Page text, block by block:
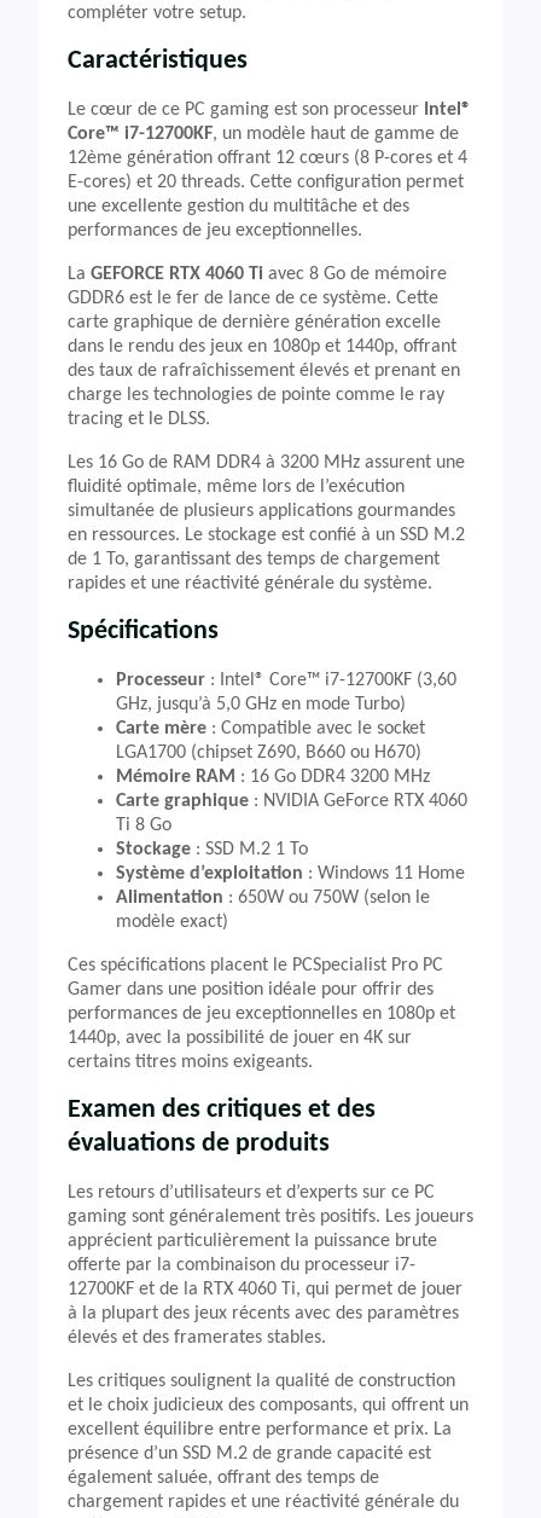
compléter votre setup.
Caractéristiques
Le cœur de ce PC gaming est son processeur Intel®
Core™ i7-12700KF, un modèle haut de gamme de
12ème génération offrant 12 cœurs (8 P-cores et 4
E-cores) et 20 threads. Cette configuration permet
une excellente gestion du multitâche et des
performances de jeu exceptionnelles.
La GEFORCE RTX 4060 Ti avec 8 Go de mémoire
GDDR6 est le fer de lance de ce système. Cette
carte graphique de dernière génération excelle
dans le rendu des jeux en 1080p et 1440p, offrant
des taux de rafraîchissement élevés et prenant en
charge les technologies de pointe comme le ray
tracing et le DLSS.
Les 16 Go de RAM DDR4 à 3200 MHz assurent une
fluidité optimale, même lors de l’exécution
simultanée de plusieurs applications gourmandes
en ressources. Le stockage est confié à un SSD M.2
de 1 To, garantissant des temps de chargement
rapides et une réactivité générale du système.
Spécifications
Processeur : Intel® Core™ i7-12700KF (3,60
GHz, jusqu’à 5,0 GHz en mode Turbo)
Carte mère : Compatible avec le socket
LGA1700 (chipset Z690, B660 ou H670)
Mémoire RAM : 16 Go DDR4 3200 MHz
Carte graphique : NVIDIA GeForce RTX 4060
Ti 8 Go
Stockage : SSD M.2 1 To
Système d’exploitation : Windows 11 Home
Alimentation : 650W ou 750W (selon le
modèle exact)
Ces spécifications placent le PCSpecialist Pro PC
Gamer dans une position idéale pour offrir des
performances de jeu exceptionnelles en 1080p et
1440p, avec la possibilité de jouer en 4K sur
certains titres moins exigeants.
Examen des critiques et des
évaluations de produits
Les retours d’utilisateurs et d’experts sur ce PC
gaming sont généralement très positifs. Les joueurs
apprécient particulièrement la puissance brute
offerte par la combinaison du processeur i7-
12700KF et de la RTX 4060 Ti, qui permet de jouer
à la plupart des jeux récents avec des paramètres
élevés et des framerates stables.
Les critiques soulignent la qualité de construction
et le choix judicieux des composants, qui offrent un
excellent équilibre entre performance et prix. La
présence d’un SSD M.2 de grande capacité est
également saluée, offrant des temps de
chargement rapides et une réactivité générale du